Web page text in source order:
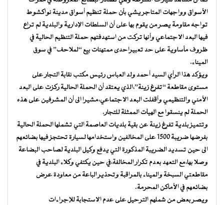
الأسواق وواجهات المتاجر يشي بأن حملة تنظيم أسواق مدينة نواكشوط
تواجه مقاومة يصر من يقوم بها على أن السلطات الإدارية والبلدية لم تراع
فيها البعد الاجتماعي وأنها تركت من استهدفتهم حملة التنظيم الحالية في
ظروف مأساوية على حد تعبيراحدى ممتهنات بيع “لملاحف” في سوق
الميناء.
ويؤكد هذا الرأي السيد أحمد ولد العباس رئيس مكتب نقابة التجار على
مستوى مقاطعة “تفرغ زينة”،الذي يعتقد أن الحملة الحالية ركزت على البعد
الأمني والتنظيمي وأقفلت البعد الاجتماعي،مشيرا الى أن المشرفين على هذه
الحملة لم ينسقوا مع الهيآت الممثلة للتجار.
وتتميز بلدية تفرغ زينة عن بقية بلديات العاصمة التي تشملها الحملة الحالية
بفرضها ضريبة 1500 على المخالفين واستخدامها لسيارة تحتجز فيها بضائعهم
الى حين تسديد الضريبة المذكورة التي يدفع وكيل البلدية لصاحب البضاعة
وصلا بها،مع التعهد بعدم تكرار المخالفة،في حين يكتفي وكلاء البلدية في
مقاطعتي السبخة والميناء بالمراقبة وتحذير الباعة من معاودة عرض
بضائعهم في الأماكن المحرمة.
ويصر بعض من شملهم الترحيل على عدم الاستجابة للإجراءات